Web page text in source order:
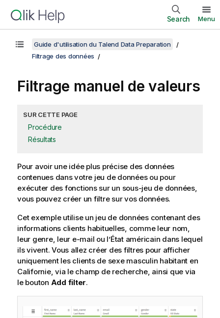
Search Menu
Guide d'utilisation du Talend Data Preparation
Filtrage des données
Filtrage manuel de valeurs
SUR CETTE PAGE
Procédure
Résultats
Pour avoir une idée plus précise des données
contenues dans votre jeu de données ou pour
exécuter des fonctions sur un sous-jeu de données,
vous pouvez créer un filtre sur vos données.
Cet exemple utilise un jeu de données contenant des
informations clients habituelles, comme leur nom,
leur genre, leur e-mail ou l’État américain dans lequel
ils vivent. Vous allez créer des filtres pour afficher
uniquement les clients de sexe masculin habitant en
Californie, via le champ de recherche, ainsi que via
le bouton Add filter.